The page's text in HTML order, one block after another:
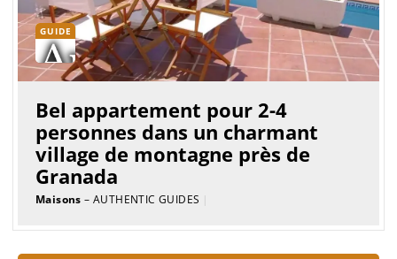
GUIDE
Bel appartement pour 2-4
personnes dans un charmant
village de montagne près de
Granada
Maisons – AUTHENTIC GUIDES |